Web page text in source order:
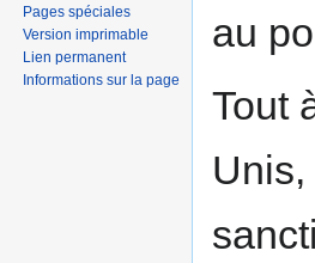
au
Tout
Pages spéciales
Version imprimable
Lien permanent
Informations sur la page